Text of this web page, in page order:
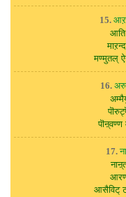
15.
मण्मुतल्
16.
17.
आसैविट्